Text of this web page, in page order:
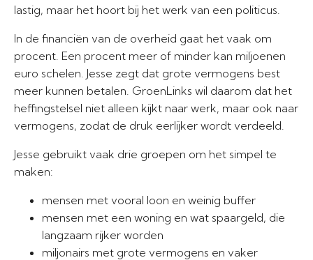
lastig, maar het hoort bij het werk van een politicus.
In de financiën van de overheid gaat het vaak om
procent. Een procent meer of minder kan miljoenen
euro schelen. Jesse zegt dat grote vermogens best
meer kunnen betalen. GroenLinks wil daarom dat het
heffingstelsel niet alleen kijkt naar werk, maar ook naar
vermogens, zodat de druk eerlijker wordt verdeeld.
Jesse gebruikt vaak drie groepen om het simpel te
maken:
mensen met vooral loon en weinig buffer
mensen met een woning en wat spaargeld, die
langzaam rijker worden
miljonairs met grote vermogens en vaker